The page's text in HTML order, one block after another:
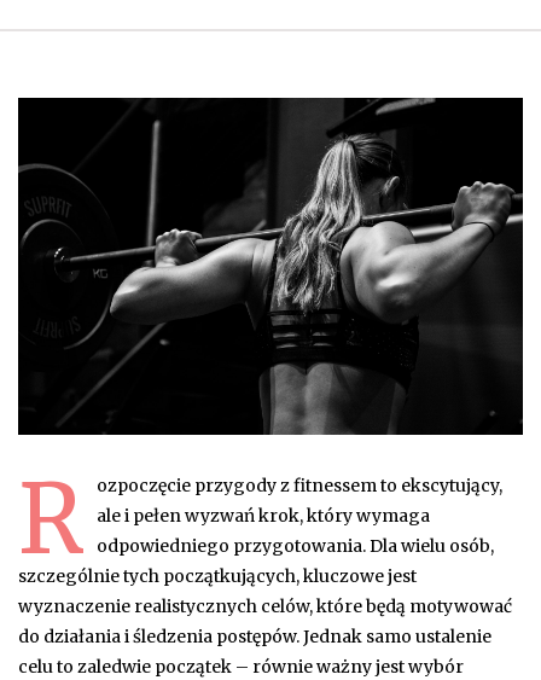
R
ozpoczęcie przygody z fitnessem to ekscytujący,
ale i pełen wyzwań krok, który wymaga
odpowiedniego przygotowania. Dla wielu osób,
szczególnie tych początkujących, kluczowe jest
wyznaczenie realistycznych celów, które będą motywować
do działania i śledzenia postępów. Jednak samo ustalenie
celu to zaledwie początek – równie ważny jest wybór